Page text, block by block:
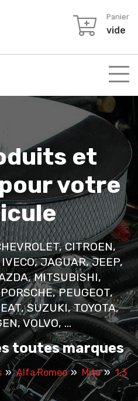
Panier
vide
et
votre
CITROEN,
JAGUAR, JEEP,
MITSUBISHI,
PEUGEOT,
SUZUKI, TOYOTA,
VOLVO, ...
toutes marques
Alfa Romeo Mito 1,3